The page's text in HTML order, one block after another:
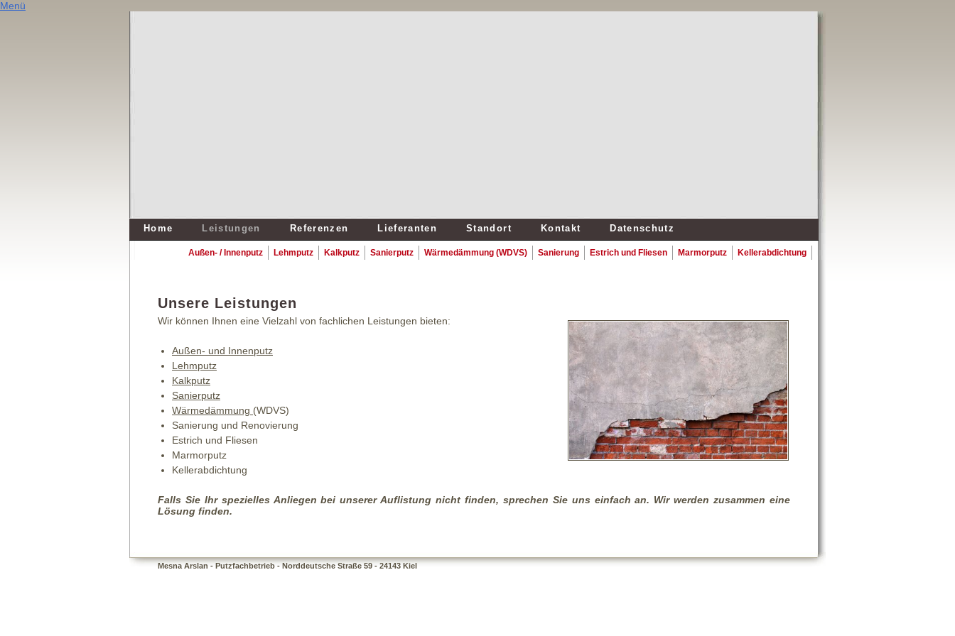
Menü
Unsere Leistungen
Wir können Ihnen eine Vielzahl von fachlichen Leistungen bieten:
Außen- und Innenputz
Lehmputz
Kalkputz
Sanierputz
Wärmedämmung (WDVS)
Sanierung und Renovierung
Estrich und Fliesen
Marmorputz
Kellerabdichtung
Falls Sie Ihr spezielles Anliegen bei unserer Auflistung nicht finden, sprechen Sie uns einfach an. Wir werden zusammen eine
Lösung finden.
Mesna Arslan - Putzfachbetrieb - Norddeutsche Straße 59 - 24143 Kiel
Home Leistungen Referenzen Lieferanten Standort Kontakt Datenschutz
Außen- / Innenputz Lehmputz Kalkputz Sanierputz Wärmedämmung (WDVS) Sanierung Estrich und Fliesen Marmorputz Kellerabdichtung